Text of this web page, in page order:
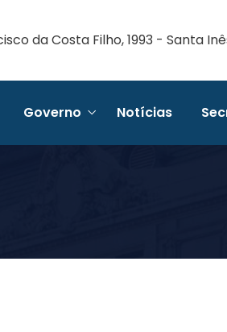
da Costa Filho, 1993 - Santa
Governo Notícias